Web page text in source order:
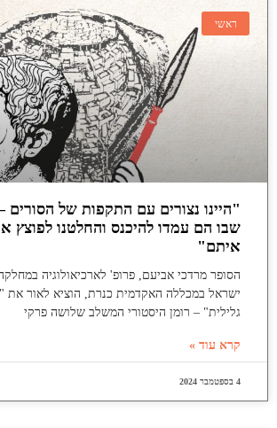
ראשי
"היינו נצורים עם התקפות של
שבו הם עמדו להיכנס והחלטנו לפוצץ
איתם"
הסופר מרדכי אביעם, פרופ' לארכיאולוגיה
ישראל במכללה האקדמית כנרת, הוציא לאור את
גלילית" – רומן היסטורי המשלב שלושה פרקי
קרא עוד »
4 בספטמבר 2024